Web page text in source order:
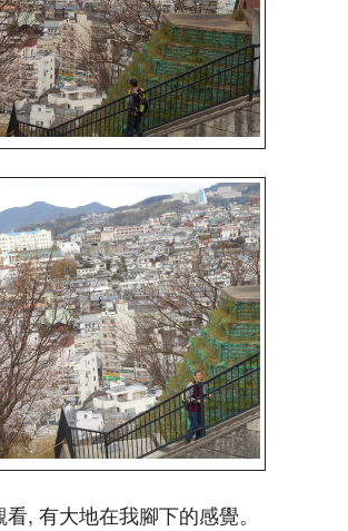
, 有大地在我腳下的感覺。